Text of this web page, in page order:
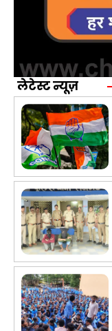
लेटेस्ट न्यूज़